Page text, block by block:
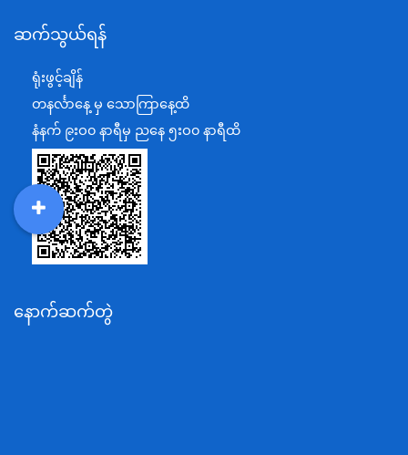
စီမံကိန်း၊ဘဏ္ဍာရေးနှင့်စက်မှုဝန်ကြီးဌာန
အပြည်ပြည်ဆိုင်ရာပူးပေါင်းဆောင်ရွက်ရေးဝန်ကြီးဌာန
ပြန်ကြားရေးဝန်ကြီးဌာန
သာသနာရေးနှင့် ယဉ်ကျေးမှုဝန်ကြီးဌာန
စိုက်ပျိုးရေး၊မွေးမြူရေးနှင့်ဆည်မြောင်းဝန်ကြီးဌာန
ပို့ဆောင်ရေးနှင့်ဆက်သွယ်ရေးဝန်ကြီးဌာန
သယံဇာတနှင့်ပတ်ဝန်းကျင်ထိန်းသိမ်းရေးဝန်ကြီးဌာန
အလုပ်သမား၊လူဝင်မှုကြီးကြပ်ရေးနှင့်ပြည်သူ့အင်အား
ဆက်သွယ်ရန်
ရုံးဖွင့်ချိန်
တနင်္လာနေ့ မှ သောကြာနေ့ထိ
နံနက် ၉းဝ၀ နာရီမှ ညနေ ၅းဝ၀ နာရီထိ
နောက်ဆက်တွဲ
MOS
DSW
DDM